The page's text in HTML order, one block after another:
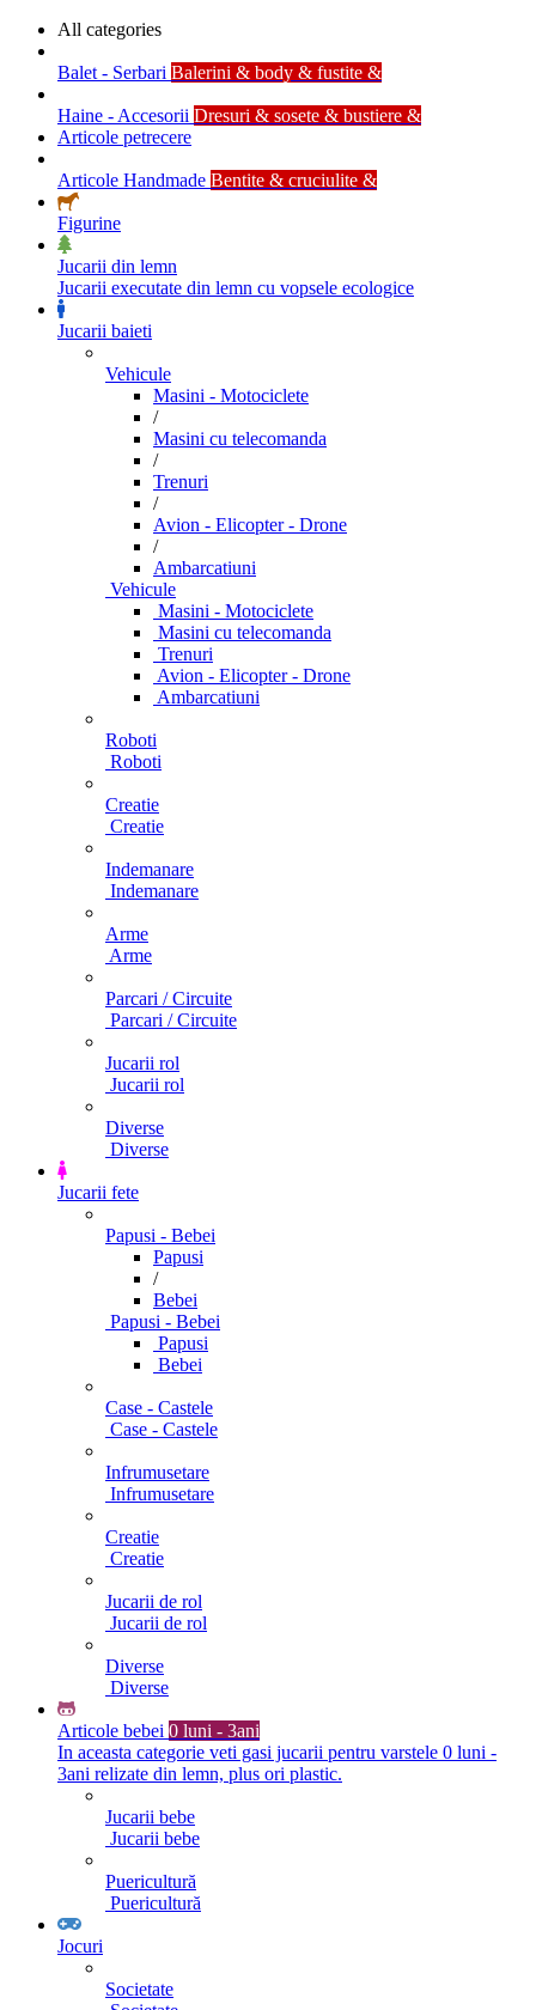
All categories
Balet - Serbari Balerini & body & fustite &
Haine - Accesorii Dresuri & sosete & bustiere &
Articole petrecere
Articole Handmade Bentite & cruciulite &
Figurine
Jucarii din lemn
Jucarii executate din lemn cu vopsele ecologice
Jucarii baieti
Vehicule
Masini - Motociclete
/
Masini cu telecomanda
/
Trenuri
/
Avion - Elicopter - Drone
/
Ambarcatiuni
Vehicule
Masini - Motociclete
Masini cu telecomanda
Trenuri
Avion - Elicopter - Drone
Ambarcatiuni
Roboti
Roboti
Creatie
Creatie
Indemanare
Indemanare
Arme
Arme
Parcari / Circuite
Parcari / Circuite
Jucarii rol
Jucarii rol
Diverse
Diverse
Jucarii fete
Papusi - Bebei
Papusi
/
Bebei
Papusi - Bebei
Papusi
Bebei
Case - Castele
Case - Castele
Infrumusetare
Infrumusetare
Creatie
Creatie
Jucarii de rol
Jucarii de rol
Diverse
Diverse
Articole bebei 0 luni - 3ani
In aceasta categorie veti gasi jucarii pentru varstele 0 luni -
3ani relizate din lemn, plus ori plastic.
Jucarii bebe
Jucarii bebe
Puericultură
Puericultură
Jocuri
Societate